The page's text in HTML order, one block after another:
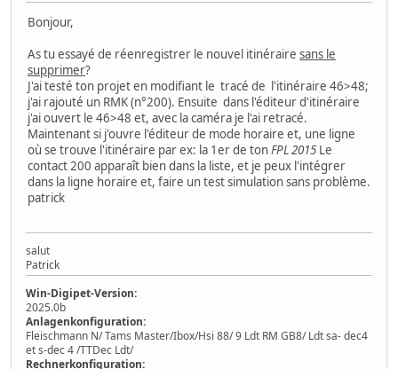
Bonjour,
As tu essayé de réenregistrer le nouvel itinéraire sans le
supprimer?
J'ai testé ton projet en modifiant le tracé de l'itinéraire 46>48;
j'ai rajouté un RMK (n°200). Ensuite dans l'éditeur d'itinéraire
j'ai ouvert le 46>48 et, avec la caméra je l'ai retracé.
Maintenant si j'ouvre l'éditeur de mode horaire et, une ligne
où se trouve l'itinéraire par ex: la 1er de tonFPL 2015 Le
contact 200 apparaît bien dans la liste, et je peux l'intégrer
dans la ligne horaire et, faire un test simulation sans problème.
patrick
salut
Patrick
Win-Digipet-Version:
2025.0b
Anlagenkonfiguration:
Fleischmann N/ Tams Master/Ibox/Hsi 88/ 9 Ldt RM GB8/ Ldt sa- dec4
et s-dec 4 /TTDec Ldt/
Rechnerkonfiguration: